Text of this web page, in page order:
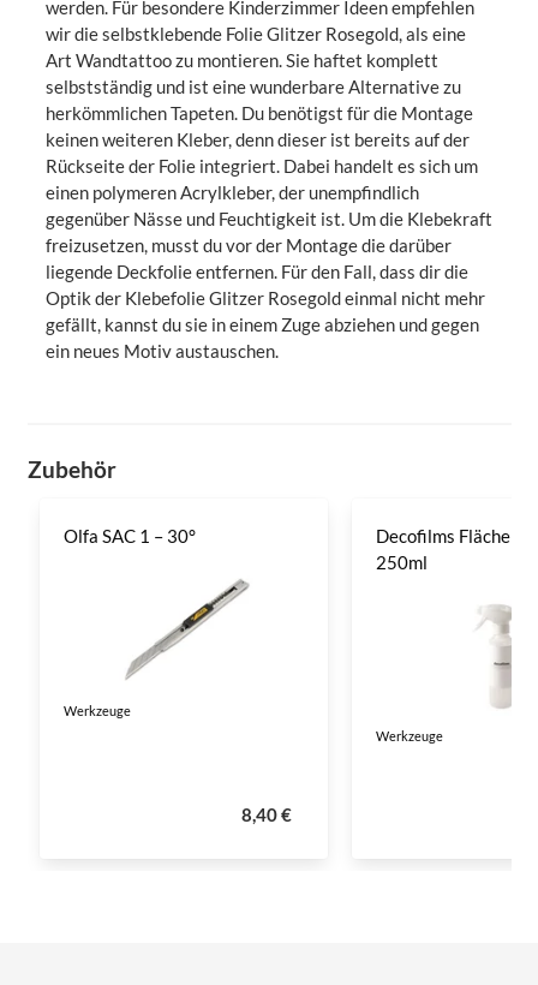
werden. Für besondere Kinderzimmer Ideen empfehlen
wir die selbstklebende Folie Glitzer Rosegold, als eine
Art Wandtattoo zu montieren. Sie haftet komplett
selbstständig und ist eine wunderbare Alternative zu
herkömmlichen Tapeten. Du benötigst für die Montage
keinen weiteren Kleber, denn dieser ist bereits auf der
Rückseite der Folie integriert. Dabei handelt es sich um
einen polymeren Acrylkleber, der unempfindlich
gegenüber Nässe und Feuchtigkeit ist. Um die Klebekraft
freizusetzen, musst du vor der Montage die darüber
liegende Deckfolie entfernen. Für den Fall, dass dir die
Optik der Klebefolie Glitzer Rosegold einmal nicht mehr
gefällt, kannst du sie in einem Zuge abziehen und gegen
ein neues Motiv austauschen.
Zubehör
Olfa SAC 1 – 30°
Werkzeuge
8,40 €
Decofilms
250ml
Werkzeuge